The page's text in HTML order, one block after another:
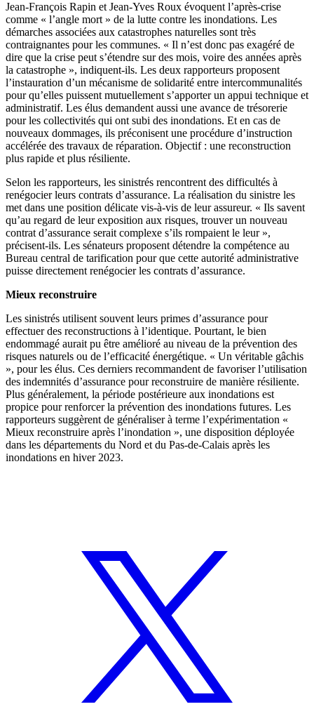
Jean-François Rapin et Jean-Yves Roux évoquent l’après-crise
comme « l’angle mort » de la lutte contre les inondations. Les
démarches associées aux catastrophes naturelles sont très
contraignantes pour les communes. « Il n’est donc pas exagéré de
dire que la crise peut s’étendre sur des mois, voire des années après
la catastrophe », indiquent-ils. Les deux rapporteurs proposent
l’instauration d’un mécanisme de solidarité entre intercommunalités
pour qu’elles puissent mutuellement s’apporter un appui technique et
administratif. Les élus demandent aussi une avance de trésorerie
pour les collectivités qui ont subi des inondations. Et en cas de
nouveaux dommages, ils préconisent une procédure d’instruction
accélérée des travaux de réparation. Objectif : une reconstruction
plus rapide et plus résiliente.
Selon les rapporteurs, les sinistrés rencontrent des difficultés à
renégocier leurs contrats d’assurance. La réalisation du sinistre les
met dans une position délicate vis-à-vis de leur assureur. « Ils savent
qu’au regard de leur exposition aux risques, trouver un nouveau
contrat d’assurance serait complexe s’ils rompaient le leur »,
précisent-ils. Les sénateurs proposent détendre la compétence au
Bureau central de tarification pour que cette autorité administrative
puisse directement renégocier les contrats d’assurance.
Mieux reconstruire
Les sinistrés utilisent souvent leurs primes d’assurance pour
effectuer des reconstructions à l’identique. Pourtant, le bien
endommagé aurait pu être amélioré au niveau de la prévention des
risques naturels ou de l’efficacité énergétique. « Un véritable gâchis
», pour les élus. Ces derniers recommandent de favoriser l’utilisation
des indemnités d’assurance pour reconstruire de manière résiliente.
Plus généralement, la période postérieure aux inondations est
propice pour renforcer la prévention des inondations futures. Les
rapporteurs suggèrent de généraliser à terme l’expérimentation «
Mieux reconstruire après l’inondation », une disposition déployée
dans les départements du Nord et du Pas-de-Calais après les
inondations en hiver 2023.